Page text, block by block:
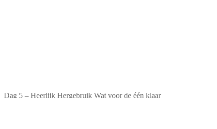
Dag 5 – Heerlijk Hergebruik Wat voor de één klaar